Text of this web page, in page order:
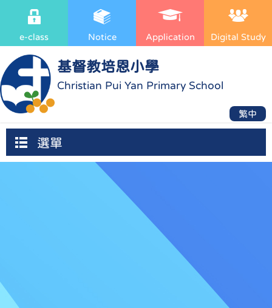
基督教培恩小學
Christian Pui Yan Primary School
e-class Notice Application Digital Study
繁中
選單